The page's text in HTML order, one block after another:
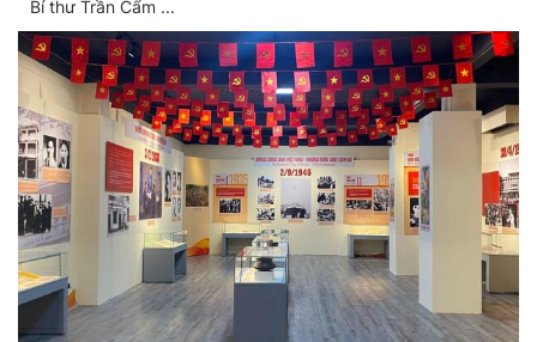
Bí thư Trần Cẩm ...